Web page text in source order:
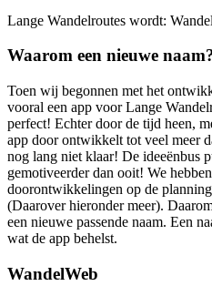
Lange Wandelroutes wordt:
Waarom een nieuwe
Toen wij begonnen met het
vooral een app voor Lange
perfect! Echter door de tijd heen,
app door ontwikkelt tot veel meer
nog lang niet klaar! De ideeënbus
gemotiveerder dan ooit! We
doorontwikkelingen op de
(Daarover hieronder meer).
een nieuwe passende naam. Een
wat de app behelst.
WandelWeb